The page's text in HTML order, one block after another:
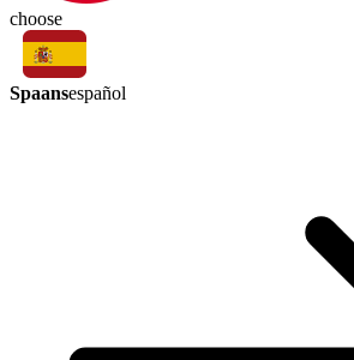
choose
Spaansespañol